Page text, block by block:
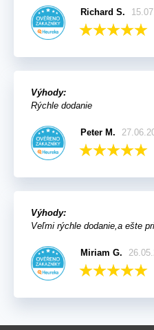
Richard S.
Výhody:
Rýchle dodanie
Peter M.
Výhody:
Veľmi rýchle dodanie,a ešte
Miriam G.